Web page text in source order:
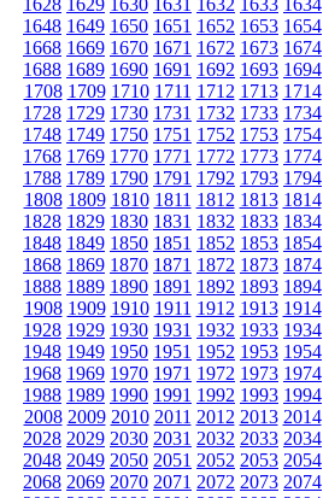
1628 1629 1630 1631 1632 1633 1634
1648 1649 1650 1651 1652 1653 1654
1668 1669 1670 1671 1672 1673 1674
1688 1689 1690 1691 1692 1693 1694
1708 1709 1710 1711 1712 1713 1714
1728 1729 1730 1731 1732 1733 1734
1748 1749 1750 1751 1752 1753 1754
1768 1769 1770 1771 1772 1773 1774
1788 1789 1790 1791 1792 1793 1794
1808 1809 1810 1811 1812 1813 1814
1828 1829 1830 1831 1832 1833 1834
1848 1849 1850 1851 1852 1853 1854
1868 1869 1870 1871 1872 1873 1874
1888 1889 1890 1891 1892 1893 1894
1908 1909 1910 1911 1912 1913 1914
1928 1929 1930 1931 1932 1933 1934
1948 1949 1950 1951 1952 1953 1954
1968 1969 1970 1971 1972 1973 1974
1988 1989 1990 1991 1992 1993 1994
2008 2009 2010 2011 2012 2013 2014
2028 2029 2030 2031 2032 2033 2034
2048 2049 2050 2051 2052 2053 2054
2068 2069 2070 2071 2072 2073 2074